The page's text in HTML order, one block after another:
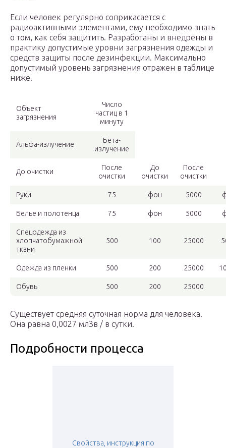
Если человек регулярно соприкасается с
радиоактивными элементами, ему необходимо знать
о том, как себя защитить. Разработаны и внедрены в
практику допустимые уровни загрязнения одежды и
средств защиты после дезинфекции. Максимально
допустимый уровень загрязнения отражен в таблице
ниже.
Объект
загрязнения
Число
частиц в 1
минуту
Альфа-излучение
Бета-
излучение
До очистки
После
очистки
До
очистки
После
очистки
Руки 75 фон 5000
Белье и полотенца 75 фон 5000
Спецодежда из
хлопчатобумажной
ткани
500 100 25000
Одежда из пленки 500 200 25000
Обувь 500 200 25000
Существует средняя суточная норма для человека.
Она равна 0,0027 млЗв / в сутки.
Подробности процесса
Свойства, инструкция по